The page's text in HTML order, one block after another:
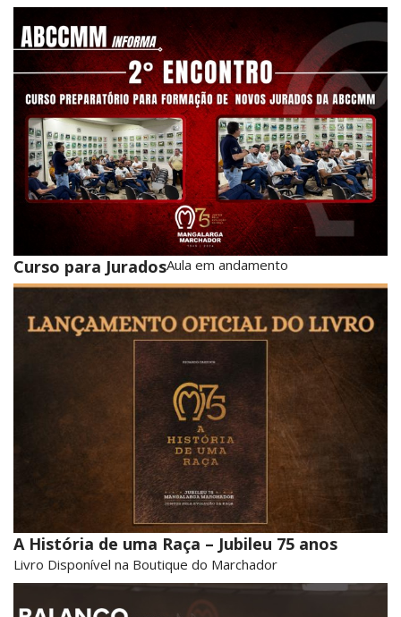
Curso para JuradosAula em andamento
A História de uma Raça – Jubileu 75 anos
Livro Disponível na Boutique do Marchador